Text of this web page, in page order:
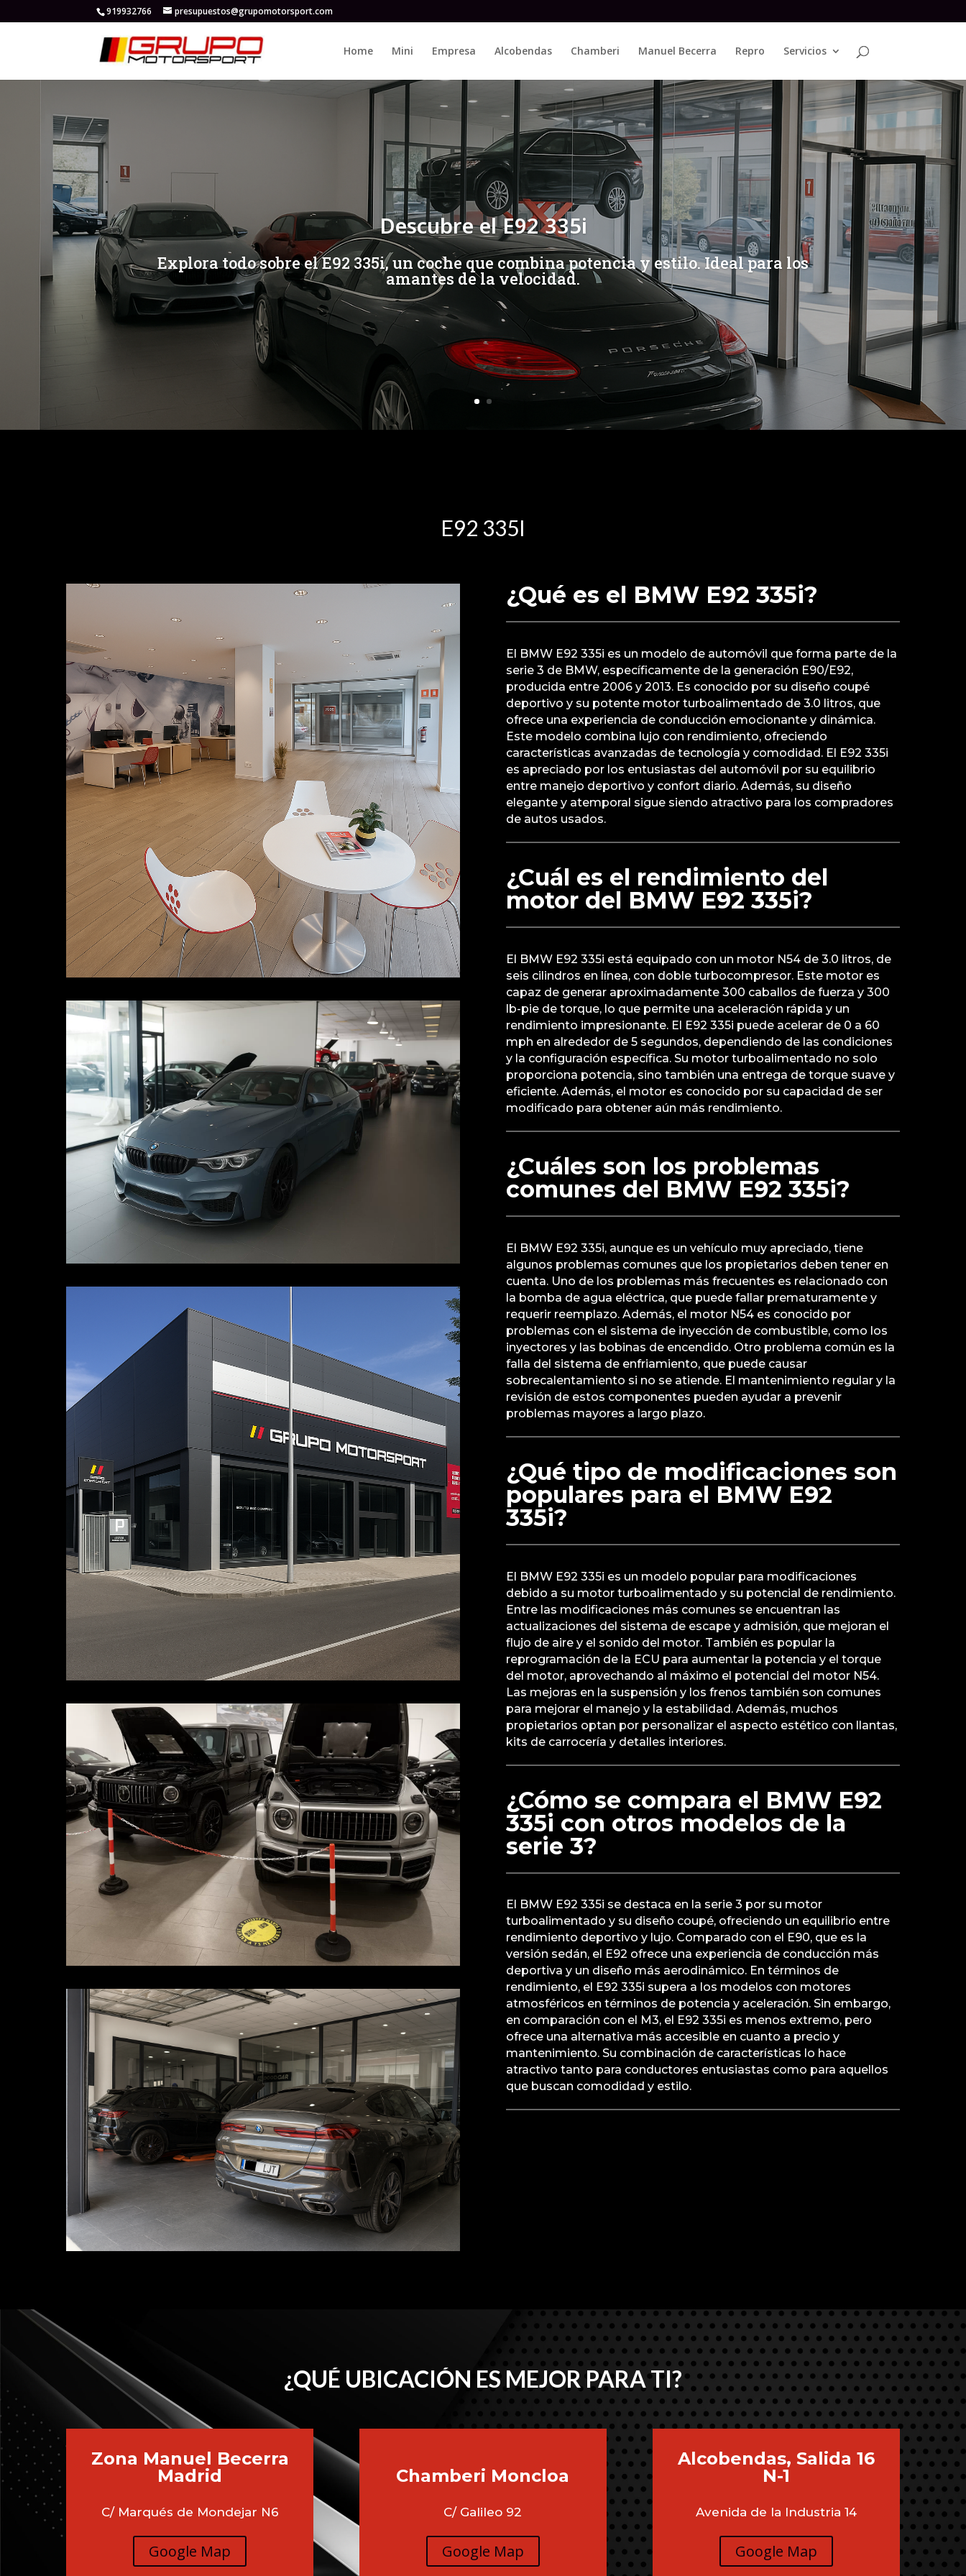
919932766 presupuestos@grupomotorsport.com
Home Mini Empresa Alcobendas Chamberi Manuel Becerra Repro Servicios
Descubre el E92 335i
Explora todo sobre el E92 335i, un coche que combina potencia y estilo. Ideal para los
amantes de la velocidad.
E92 335I
¿Qué es el BMW E92 335i?
El BMW E92 335i es un modelo de automóvil que forma parte de la
serie 3 de BMW, específicamente de la generación E90/E92,
producida entre 2006 y 2013. Es conocido por su diseño coupé
deportivo y su potente motor turboalimentado de 3.0 litros, que
ofrece una experiencia de conducción emocionante y dinámica.
Este modelo combina lujo con rendimiento, ofreciendo
características avanzadas de tecnología y comodidad. El E92 335i
es apreciado por los entusiastas del automóvil por su equilibrio
entre manejo deportivo y confort diario. Además, su diseño
elegante y atemporal sigue siendo atractivo para los compradores
de autos usados.
¿Cuál es el rendimiento del
motor del BMW E92 335i?
El BMW E92 335i está equipado con un motor N54 de 3.0 litros, de
seis cilindros en línea, con doble turbocompresor. Este motor es
capaz de generar aproximadamente 300 caballos de fuerza y 300
lb-pie de torque, lo que permite una aceleración rápida y un
rendimiento impresionante. El E92 335i puede acelerar de 0 a 60
mph en alrededor de 5 segundos, dependiendo de las condiciones
y la configuración específica. Su motor turboalimentado no solo
proporciona potencia, sino también una entrega de torque suave y
eficiente. Además, el motor es conocido por su capacidad de ser
modificado para obtener aún más rendimiento.
¿Cuáles son los problemas
comunes del BMW E92 335i?
El BMW E92 335i, aunque es un vehículo muy apreciado, tiene
algunos problemas comunes que los propietarios deben tener en
cuenta. Uno de los problemas más frecuentes es relacionado con
la bomba de agua eléctrica, que puede fallar prematuramente y
requerir reemplazo. Además, el motor N54 es conocido por
problemas con el sistema de inyección de combustible, como los
inyectores y las bobinas de encendido. Otro problema común es la
falla del sistema de enfriamiento, que puede causar
sobrecalentamiento si no se atiende. El mantenimiento regular y la
revisión de estos componentes pueden ayudar a prevenir
problemas mayores a largo plazo.
¿Qué tipo de modificaciones son
populares para el BMW E92
335i?
El BMW E92 335i es un modelo popular para modificaciones
debido a su motor turboalimentado y su potencial de rendimiento.
Entre las modificaciones más comunes se encuentran las
actualizaciones del sistema de escape y admisión, que mejoran el
flujo de aire y el sonido del motor. También es popular la
reprogramación de la ECU para aumentar la potencia y el torque
del motor, aprovechando al máximo el potencial del motor N54.
Las mejoras en la suspensión y los frenos también son comunes
para mejorar el manejo y la estabilidad. Además, muchos
propietarios optan por personalizar el aspecto estético con llantas,
kits de carrocería y detalles interiores.
¿Cómo se compara el BMW E92
335i con otros modelos de la
serie 3?
El BMW E92 335i se destaca en la serie 3 por su motor
turboalimentado y su diseño coupé, ofreciendo un equilibrio entre
rendimiento deportivo y lujo. Comparado con el E90, que es la
versión sedán, el E92 ofrece una experiencia de conducción más
deportiva y un diseño más aerodinámico. En términos de
rendimiento, el E92 335i supera a los modelos con motores
atmosféricos en términos de potencia y aceleración. Sin embargo,
en comparación con el M3, el E92 335i es menos extremo, pero
ofrece una alternativa más accesible en cuanto a precio y
mantenimiento. Su combinación de características lo hace
atractivo tanto para conductores entusiastas como para aquellos
que buscan comodidad y estilo.
¿QUÉ UBICACIÓN ES MEJOR PARA TI?
Zona Manuel Becerra
Madrid
C/ Marqués de Mondejar N6
Google Map
Chamberi Moncloa
C/ Galileo 92
Google Map
Alcobendas, Salida 16
N-1
Avenida de la Industria 14
Google Map